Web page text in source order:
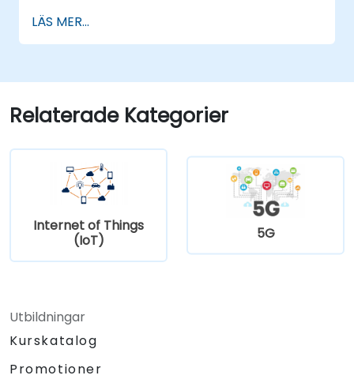
energisnåla mikrokontroller.
Implementera förutsägelseunderhåll och
Optimera TinyML modeller för effektiv
kraft- och minnesanvändning.
LÄS MER...
Relaterade Kategorier
Internet of Things
(IoT)
5G
Utbildningar
Kurskatalog
Promotioner